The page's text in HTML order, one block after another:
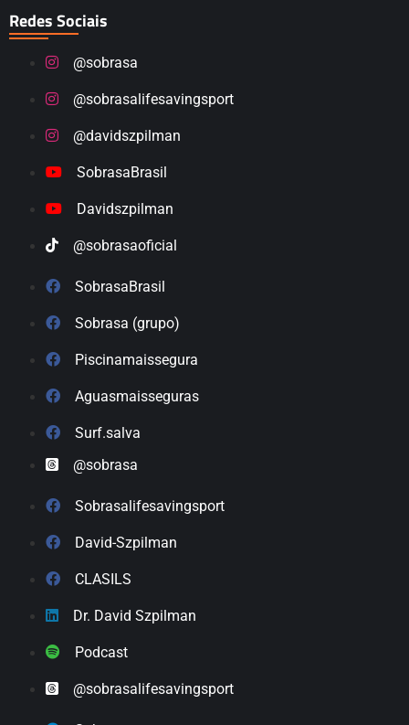
Redes Sociais
@sobrasa
@sobrasalifesavingsport
@davidszpilman
SobrasaBrasil
Davidszpilman
@sobrasaoficial
SobrasaBrasil
Sobrasa (grupo)
Piscinamaissegura
Aguasmaisseguras
Surf.salva
@sobrasa
Sobrasalifesavingsport
David-Szpilman
CLASILS
Dr. David Szpilman
Podcast
@sobrasalifesavingsport